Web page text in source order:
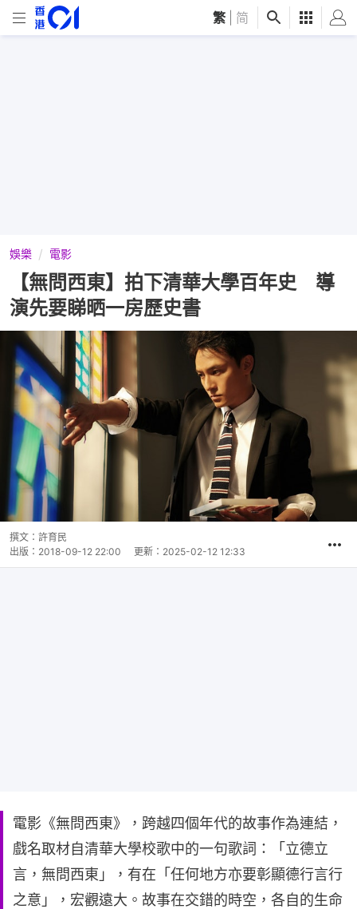
繁 简
娛樂 電影
【無問西東】拍下清華大學百年史 導
演先要睇晒一房歷史書
撰文： 許育民
出版： 2018-09-12 22:00 更新： 2025-02-12 12:33
電影《無問西東》，跨越四個年代的故事作為連結，
戲名取材自清華大學校歌中的一句歌詞：「立德立
言，無問西東」，有在「任何地方亦要彰顯德行言行
之意」，宏觀遠大。故事在交錯的時空，各自的生命